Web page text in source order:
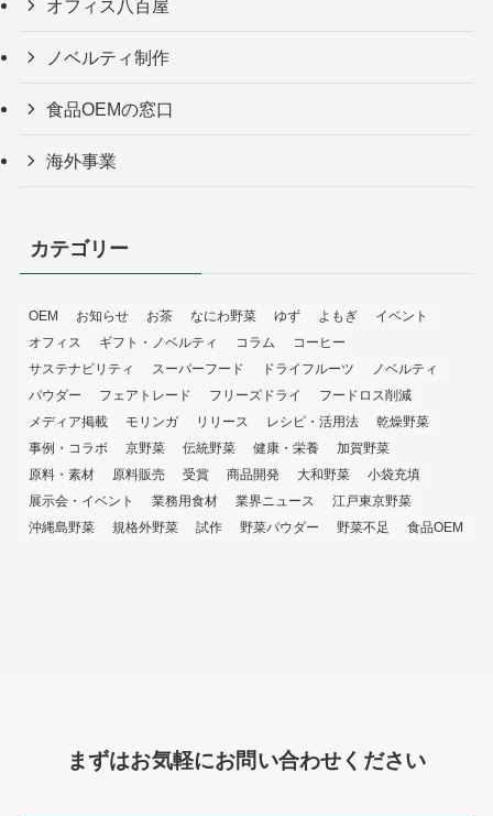
オフィス八百屋
ノベルティ制作
食品OEMの窓口
海外事業
カテゴリー
OEM お知らせ お茶 なにわ野菜 ゆず よもぎ
イベント
オフィス
ギフト・ノベルティ コラム
コーヒー
サステナビリティ
スーパーフード ドライフルーツ
ノベルティ
パウダー
フェアトレード フリーズドライ
フードロス削減
メディア掲載
モリンガ リリース レシピ・活用法
乾燥野菜
事例・コラボ
京野菜 伝統野菜 健康・栄養
加賀野菜
原料・素材
原料販売 受賞 商品開発 大和野菜
小袋充填
展示会・イベント
業務用食材 業界ニュース
江戸東京野菜
沖縄島野菜
規格外野菜 試作 野菜パウダー 野菜不足 食品OEM
まずはお気軽にお問い合わせください